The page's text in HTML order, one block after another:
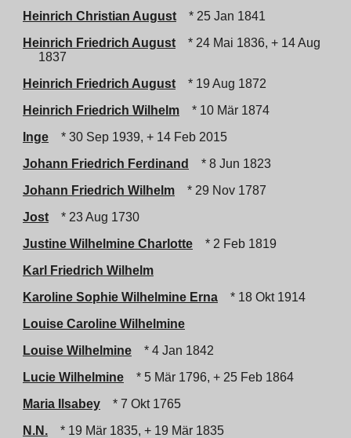
Heinrich Christian August
* 25 Jan 1841
Heinrich Friedrich August
* 24 Mai 1836, + 14 Aug
1837
Heinrich Friedrich August
* 19 Aug 1872
Heinrich Friedrich Wilhelm
* 10 Mär 1874
Inge
* 30 Sep 1939, + 14 Feb 2015
Johann Friedrich Ferdinand
* 8 Jun 1823
Johann Friedrich Wilhelm
* 29 Nov 1787
Jost
* 23 Aug 1730
Justine Wilhelmine Charlotte
* 2 Feb 1819
Karl Friedrich Wilhelm
Karoline Sophie Wilhelmine Erna
* 18 Okt 1914
Louise Caroline Wilhelmine
Louise Wilhelmine
* 4 Jan 1842
Lucie Wilhelmine
* 5 Mär 1796, + 25 Feb 1864
Maria Ilsabey
* 7 Okt 1765
N.N.
* 19 Mär 1835, + 19 Mär 1835